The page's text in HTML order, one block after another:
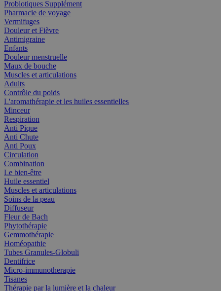
Probiotiques Supplément
Pharmacie de voyage
Vermifuges
Douleur et Fièvre
Antimigraine
Enfants
Douleur menstruelle
Maux de bouche
Muscles et articulations
Adults
Contrôle du poids
L'aromathérapie et les huiles essentielles
Minceur
Respiration
Anti Pique
Anti Chute
Anti Poux
Circulation
Combination
Le bien-être
Huile essentiel
Muscles et articulations
Soins de la peau
Diffuseur
Fleur de Bach
Phytothérapie
Gemmothérapie
Homéopathie
Tubes Granules-Globuli
Dentifrice
Micro-immunotherapie
Tisanes
Thérapie par la lumière et la chaleur